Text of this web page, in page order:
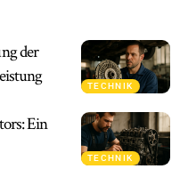
TECHNIK
der
TECHNIK
Ein